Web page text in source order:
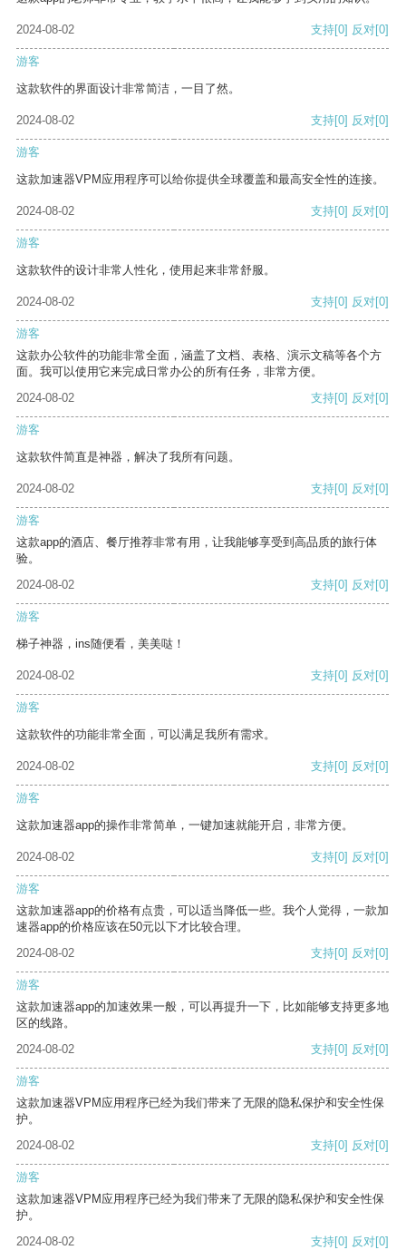
2024-08-02 支持[0] 反对[0]
游客
这款软件的界面设计非常简洁，一目了然。
2024-08-02 支持[0] 反对[0]
游客
这款加速器VPM应用程序可以给你提供全球覆盖和最高安全性的连接。
2024-08-02 支持[0] 反对[0]
游客
这款软件的设计非常人性化，使用起来非常舒服。
2024-08-02 支持[0] 反对[0]
游客
这款办公软件的功能非常全面，涵盖了文档、表格、演示文稿等各个方
面。我可以使用它来完成日常办公的所有任务，非常方便。
2024-08-02
支持[0] 反对[0]
游客
这款软件简直是神器，解决了我所有问题。
2024-08-02 支持[0] 反对[0]
游客
这款app的酒店、餐厅推荐非常有用，让我能够享受到高品质的旅行体
验。
2024-08-02
支持[0] 反对[0]
游客
梯子神器，ins随便看，美美哒！
2024-08-02 支持[0] 反对[0]
游客
这款软件的功能非常全面，可以满足我所有需求。
2024-08-02 支持[0] 反对[0]
游客
这款加速器app的操作非常简单，一键加速就能开启，非常方便。
2024-08-02 支持[0] 反对[0]
游客
这款加速器app的价格有点贵，可以适当降低一些。我个人觉得，一款加
速器app的价格应该在50元以下才比较合理。
2024-08-02
支持[0] 反对[0]
游客
这款加速器app的加速效果一般，可以再提升一下，比如能够支持更多地
区的线路。
2024-08-02
支持[0] 反对[0]
游客
这款加速器VPM应用程序已经为我们带来了无限的隐私保护和安全性保
护。
2024-08-02
支持[0] 反对[0]
游客
这款加速器VPM应用程序已经为我们带来了无限的隐私保护和安全性保
护。
2024-08-02
支持[0] 反对[0]